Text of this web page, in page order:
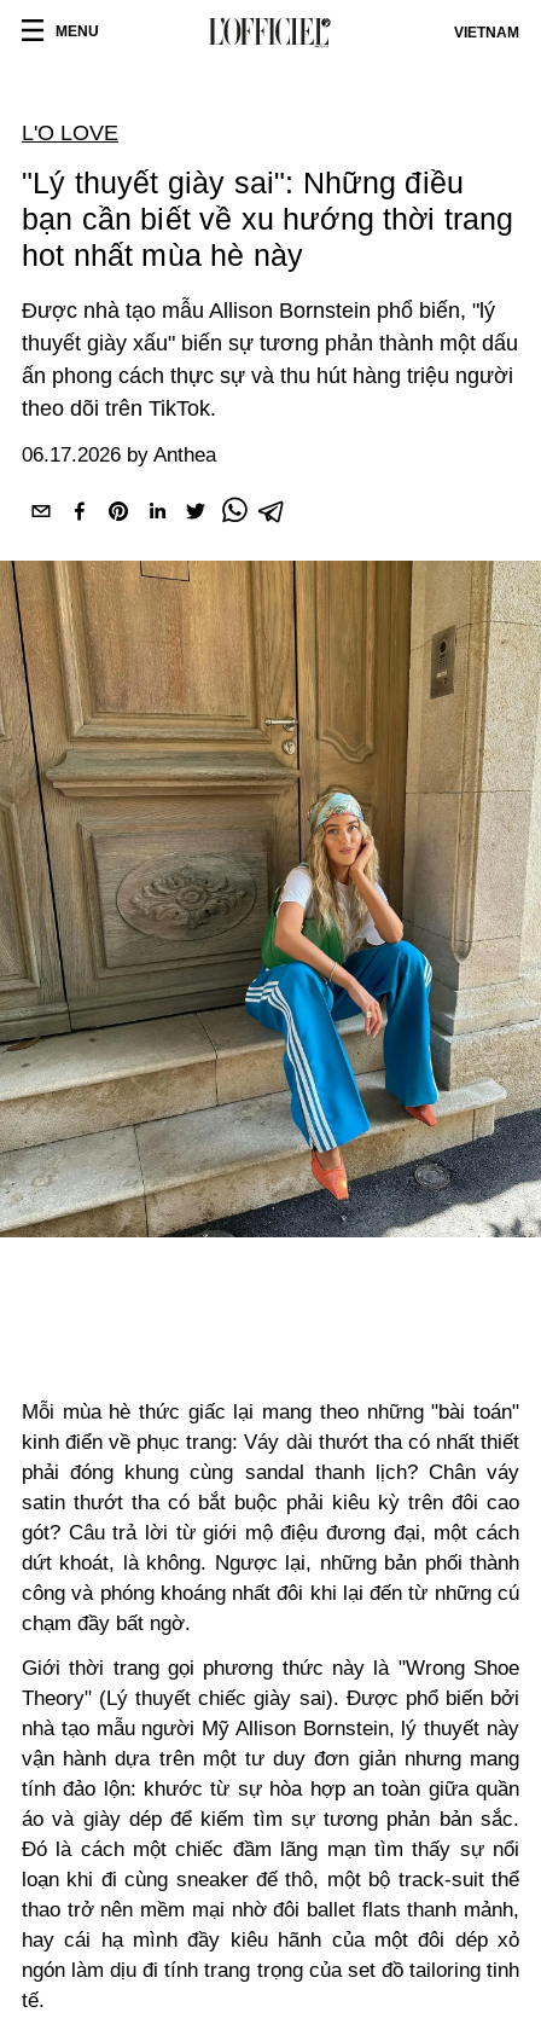
MENU VIETNAM
L'O LOVE
"Lý thuyết giày sai": Những điều
bạn cần biết về xu hướng thời trang
hot nhất mùa hè này
Được nhà tạo mẫu Allison Bornstein phổ biến, "lý
thuyết giày xấu" biến sự tương phản thành một dấu
ấn phong cách thực sự và thu hút hàng triệu người
theo dõi trên TikTok.
06.17.2026 by Anthea
Mỗi mùa hè thức giấc lại mang theo những "bài toán"
kinh điển về phục trang: Váy dài thướt tha có nhất thiết
phải đóng khung cùng sandal thanh lịch? Chân váy
satin thướt tha có bắt buộc phải kiêu kỳ trên đôi cao
gót? Câu trả lời từ giới mộ điệu đương đại, một cách
dứt khoát, là không. Ngược lại, những bản phối thành
công và phóng khoáng nhất đôi khi lại đến từ những cú
chạm đầy bất ngờ.
Giới thời trang gọi phương thức này là "Wrong Shoe
Theory" (Lý thuyết chiếc giày sai). Được phổ biến bởi
nhà tạo mẫu người Mỹ Allison Bornstein, lý thuyết này
vận hành dựa trên một tư duy đơn giản nhưng mang
tính đảo lộn: khước từ sự hòa hợp an toàn giữa quần
áo và giày dép để kiếm tìm sự tương phản bản sắc.
Đó là cách một chiếc đầm lãng mạn tìm thấy sự nổi
loạn khi đi cùng sneaker đế thô, một bộ track-suit thể
thao trở nên mềm mại nhờ đôi ballet flats thanh mảnh,
hay cái hạ mình đầy kiêu hãnh của một đôi dép xỏ
ngón làm dịu đi tính trang trọng của set đồ tailoring tinh
tế.